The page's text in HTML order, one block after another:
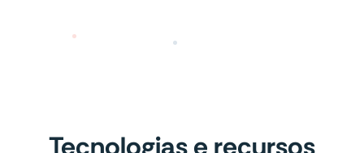
Tecnologias e recursos